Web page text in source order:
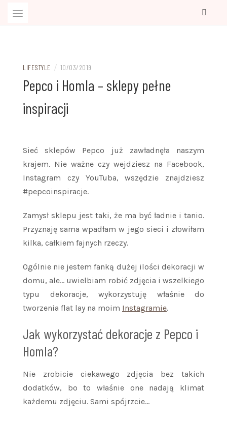
LIFESTYLE / 10/03/2019
Pepco i Homla – sklepy pełne
inspiracji
Sieć sklepów Pepco już zawładnęła naszym
krajem. Nie ważne czy wejdziesz na Facebook,
Instagram czy YouTuba, wszędzie znajdziesz
#pepcoinspiracje.
Zamysł sklepu jest taki, że ma być ładnie i tanio.
Przyznaję sama wpadłam w jego sieci i złowiłam
kilka, całkiem fajnych rzeczy.
Ogólnie nie jestem fanką dużej ilości dekoracji w
domu, ale… uwielbiam robić zdjęcia i wszelkiego
typu dekoracje, wykorzystuję właśnie do
tworzenia flat lay na moim Instagramie.
Jak wykorzystać dekoracje z Pepco i
Homla?
Nie zrobicie ciekawego zdjęcia bez takich
dodatków, bo to właśnie one nadają klimat
każdemu zdjęciu. Sami spójrzcie…